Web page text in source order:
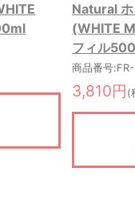
Natural ホ
(WHITE
フィル
商品番号
3,810円 (